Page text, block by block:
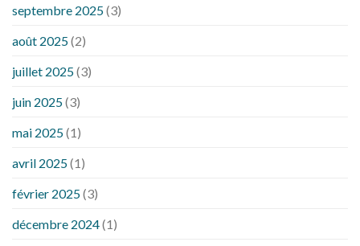
septembre 2025(3)
août 2025(2)
juillet 2025(3)
juin 2025(3)
mai 2025(1)
avril 2025(1)
février 2025(3)
décembre 2024(1)